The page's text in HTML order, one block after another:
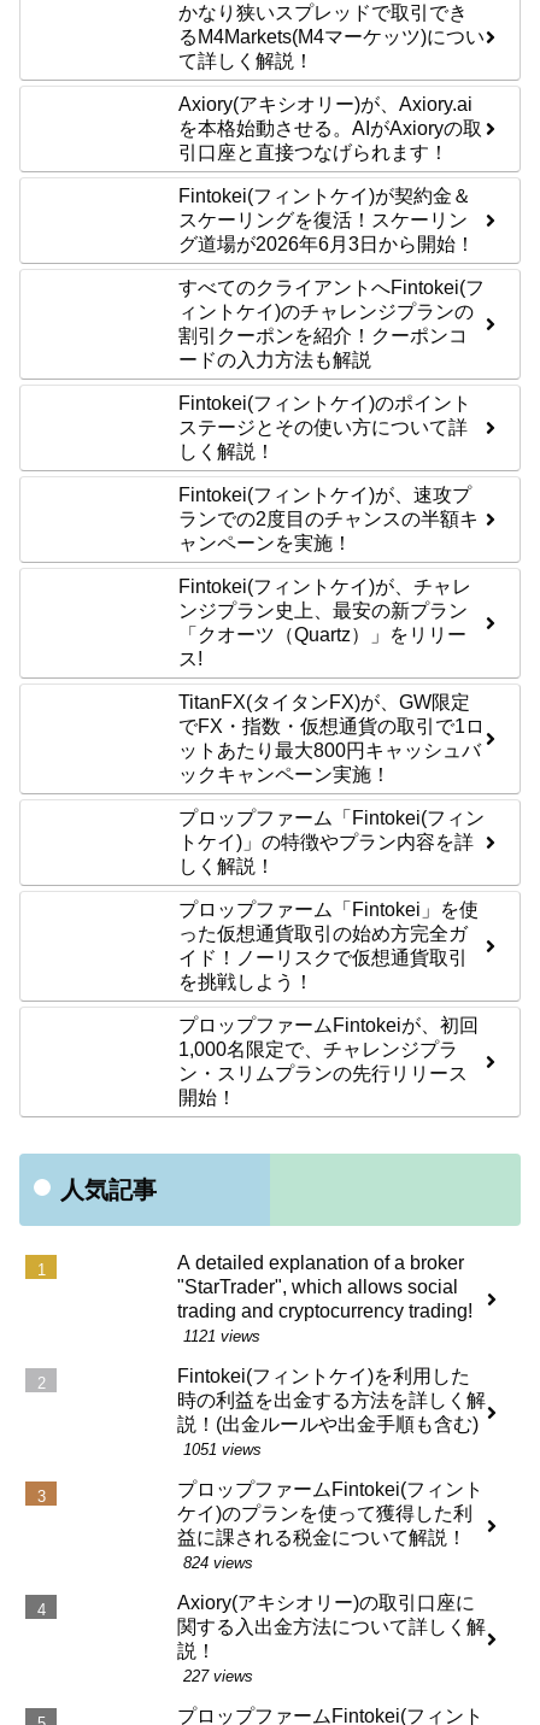
かなり狭いスプレッドで取引でき
るM4Markets(M4マーケッツ)につい
て詳しく解説！
Axiory(アキシオリー)が、Axiory.ai
を本格始動させる。AIがAxioryの取
引口座と直接つなげられます！
Fintokei(フィントケイ)が契約金＆
スケーリングを復活！スケーリン
グ道場が2026年6月3日から開始！
すべてのクライアントへFintokei(フ
ィントケイ)のチャレンジプランの
割引クーポンを紹介！クーポンコ
ードの入力方法も解説
Fintokei(フィントケイ)のポイント
ステージとその使い方について詳
しく解説！
Fintokei(フィントケイ)が、速攻プ
ランでの2度目のチャンスの半額キ
ャンペーンを実施！
Fintokei(フィントケイ)が、チャレ
ンジプラン史上、最安の新プラン
「クオーツ（Quartz）」をリリー
ス!
TitanFX(タイタンFX)が、GW限定
でFX・指数・仮想通貨の取引で1ロ
ットあたり最大800円キャッシュバ
ックキャンペーン実施！
プロップファーム「Fintokei(フィン
トケイ)」の特徴やプラン内容を詳
しく解説！
プロップファーム「Fintokei」を使
った仮想通貨取引の始め方完全ガ
イド！ノーリスクで仮想通貨取引
を挑戦しよう！
プロップファームFintokeiが、初回
1,000名限定で、チャレンジプラ
ン・スリムプランの先行リリース
開始！
人気記事
A detailed explanation of a broker
"StarTrader", which allows social
trading and cryptocurrency trading!
1121 views
Fintokei(フィントケイ)を利用した
時の利益を出金する方法を詳しく解
説！(出金ルールや出金手順も含む)
1051 views
プロップファームFintokei(フィント
ケイ)のプランを使って獲得した利
益に課される税金について解説！
824 views
Axiory(アキシオリー)の取引口座に
関する入出金方法について詳しく解
説！
227 views
プロップファームFintokei(フィント